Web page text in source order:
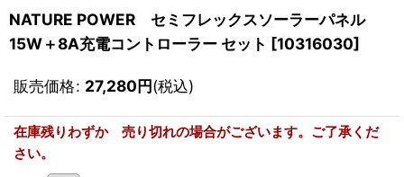
NATURE POWER セミフレックスソーラーパネル
15W＋8A充電コントローラー セット [10316030]
販売価格: 27,280円(税込)
在庫残りわずか 売り切れの場合がございます。ご了承くだ
さい。